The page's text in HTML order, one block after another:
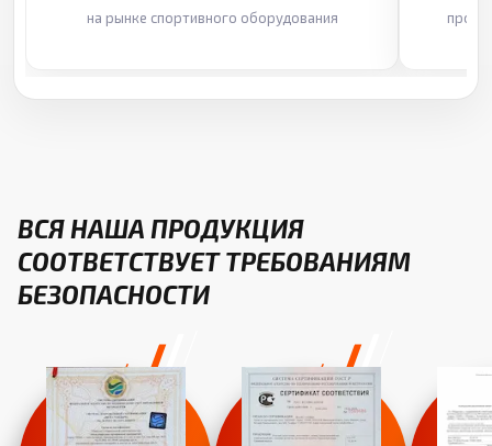
на рынке спортивного оборудования
ВСЯ НАША ПРОДУКЦИЯ
СООТВЕТСТВУЕТ ТРЕБОВАНИЯМ
БЕЗОПАСНОСТИ